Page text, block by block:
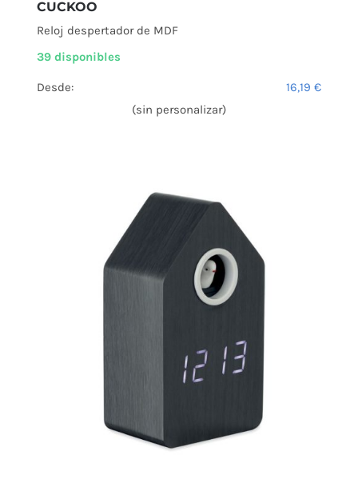
CUCKOO
Reloj despertador de MDF
39 disponibles
Desde: 16,19 €
(sin personalizar)